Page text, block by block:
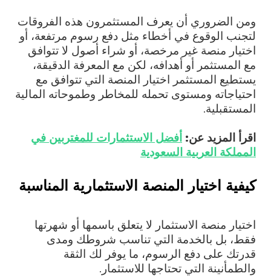
ومن الضروري أن يعرف المستثمرون هذه الفروقات
لتجنب الوقوع في أخطاء مثل دفع رسوم مرتفعة، أو
اختيار منصة غير مرخصة، أو شراء أصول لا تتوافق
مع المستثمر أو أهدافه، لكن مع المعرفة الدقيقة،
يستطيع المستثمر اختيار المنصة التي تتوافق مع
احتياجاته ومستوى تحمله للمخاطر وطموحاته المالية
المستقبلية.
اقرأ المزيد عن: أفضل الاستثمارات للمغتربين في
المملكة العربية السعودية
كيفية اختيار المنصة الاستثمارية المناسبة
اختيار منصة الاستثمار لا يتعلق باسمها أو شهرتها
فقط، بل بالخدمة التي تناسب شروطك ومدى
قدرتك على دفع الرسوم، ما يوفر لك الثقة
والطمأنينة التي تحتاجها للاستثمار.